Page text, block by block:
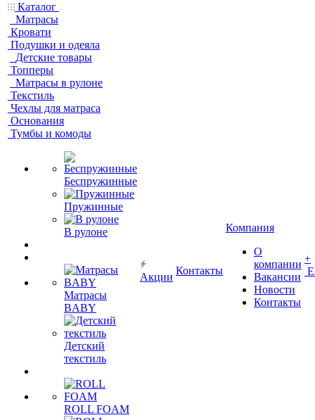
Каталог
Матрасы
Кровати
Подушки и одеяла
Детские товары
Топперы
Матрасы в рулоне
Текстиль
Чехлы для матраса
Основания
Тумбы и комоды
Беспружинные
Пружинные
В рулоне
Матрасы
BABY
Детский
текстиль
ROLL FOAM
Акции
Контакты
Компания
О
компании
Вакансии
Новости
Контакты
+